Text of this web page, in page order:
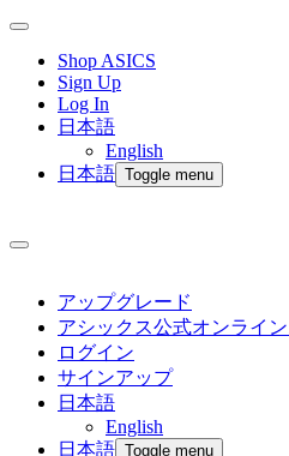
Shop ASICS
Sign Up
Log In
日本語
English
日本語 Toggle menu
アップグレード
アシックス公式オンライ
ログイン
サインアップ
日本語
English
日本語 Toggle menu